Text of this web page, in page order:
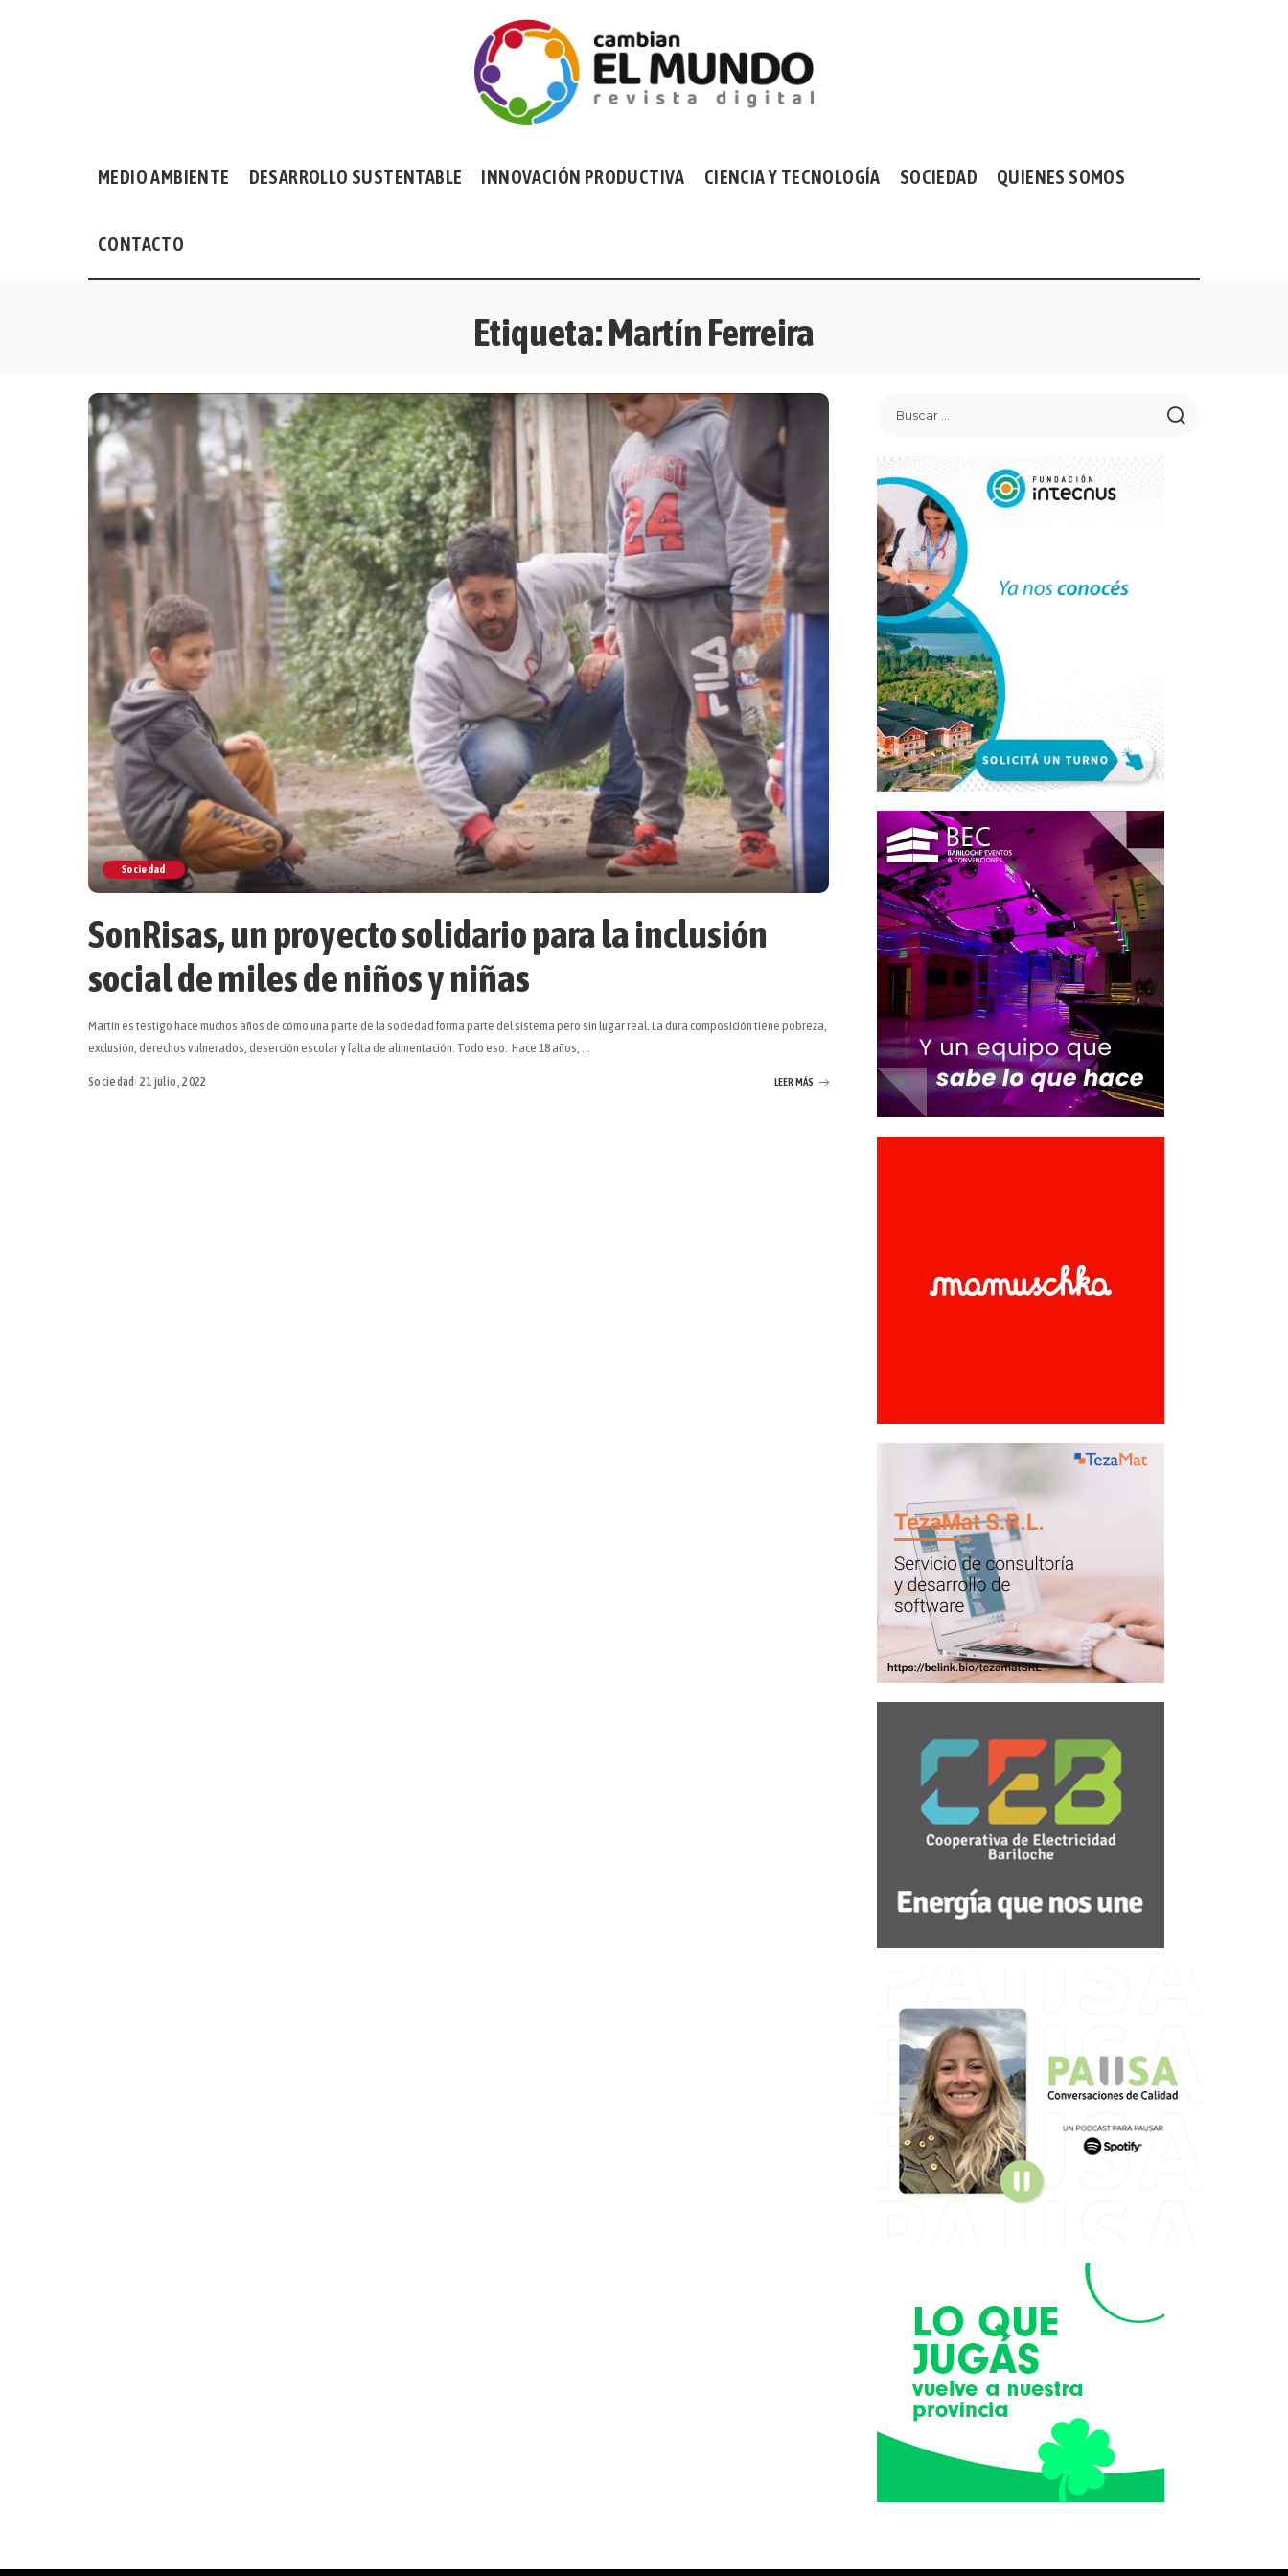
MEDIO AMBIENTE DESARROLLO SUSTENTABLE INNOVACIÓN PRODUCTIVA CIENCIA Y TECNOLOGÍA SOCIEDAD QUIENES SOMOS
CONTACTO
Etiqueta:Martín Ferreira
Sociedad
SonRisas, un proyecto solidario para la inclusión
social de miles de niños y niñas
Martín es testigo hace muchos años de cómo una parte de la sociedad forma parte del sistema pero sin lugar real. La dura composición tiene pobreza,
exclusión, derechos vulnerados, deserción escolar y falta de alimentación. Todo eso. Hace 18 años, ...
Sociedad 21 julio, 2022 LEER MÁS